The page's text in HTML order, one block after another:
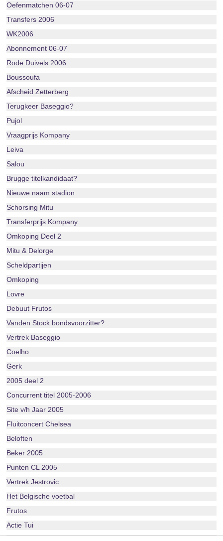
Oefenmatchen 06-07
Transfers 2006
WK2006
Abonnement 06-07
Rode Duivels 2006
Boussoufa
Afscheid Zetterberg
Terugkeer Baseggio?
Pujol
Vraagprijs Kompany
Leiva
Salou
Brugge titelkandidaat?
Nieuwe naam stadion
Schorsing Mitu
Transferprijs Kompany
Omkoping Deel 2
Mitu & Delorge
Scheldpartijen
Omkoping
Lovre
Debuut Frutos
Vanden Stock bondsvoorzitter?
Vertrek Baseggio
Coelho
Gerk
2005 deel 2
Concurrent titel 2005-2006
Site v/h Jaar 2005
Fluitconcert Chelsea
Beloften
Beker 2005
Punten CL 2005
Vertrek Jestrovic
Het Belgische voetbal
Frutos
Actie Tui